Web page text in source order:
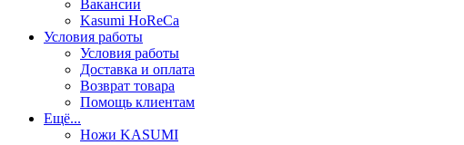
Вакансии
Kasumi HoReCa
Условия работы
Условия работы
Доставка и оплата
Возврат товара
Помощь клиентам
Ещё...
Ножи KASUMI